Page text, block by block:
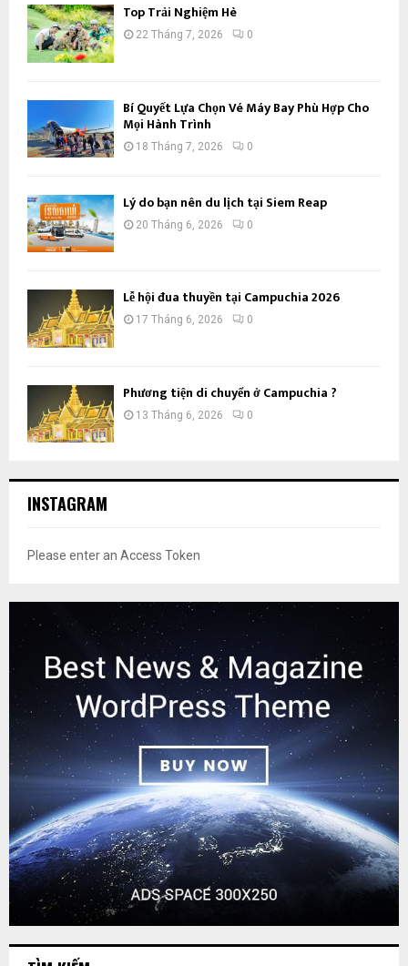
Top Trải Nghiệm Hè
22 Tháng 7, 2026 0
Bí Quyết Lựa Chọn Vé Máy Bay Phù Hợp Cho
Mọi Hành Trình
18 Tháng 7, 2026 0
Lý do bạn nên du lịch tại Siem Reap
20 Tháng 6, 2026 0
Lễ hội đua thuyền tại Campuchia 2026
17 Tháng 6, 2026 0
Phương tiện di chuyển ở Campuchia ?
13 Tháng 6, 2026 0
INSTAGRAM
Please enter an Access Token